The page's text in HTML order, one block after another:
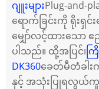
ဂျူးများPlug-and-
ရောက်ခြင်းကို ရိုးရှင်း
မျှော်လင့်ထားသော
ပါသည်။ ထို့အပြင်၊ က
DK360ခေတ်မီတံခါး
နှင့် အသုံးပြုရလွယ်